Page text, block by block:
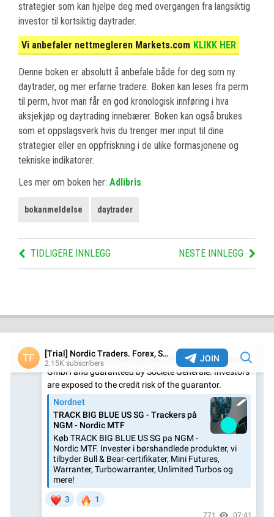
strategier som kan hjelpe deg med overgangen fra langsiktig
investor til kortsiktig daytrader.
Vi anbefaler nettmegleren Markets.com KLIKK HER
Denne boken er absolutt å anbefale både for deg som ny
daytrader, og mer erfarne tradere. Boken kan leses fra perm
til perm, hvor man får en god kronologisk innføring i hva
aksjekjøp og daytrading innebærer. Boken kan også brukes
som et oppslagsverk hvis du trenger mer input til dine
strategier eller en oppfriskning i de ulike formasjonene og
tekniske indikatorer.
Les mer om boken her: Adlibris.
bokanmeldelse daytrader
TIDLIGERE INNLEGG NESTE INNLEGG